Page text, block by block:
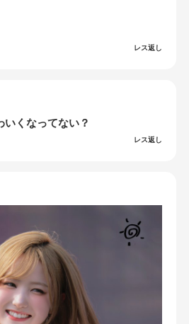
レス返し
いくなってない？
レス返し